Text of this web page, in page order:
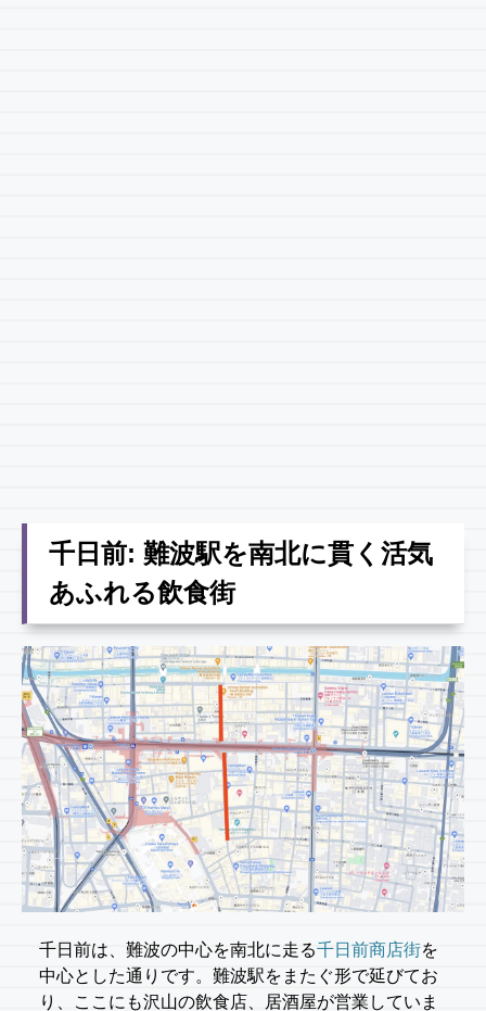
千日前: 難波駅を南北に貫く活気
あふれる飲食街
千日前は、難波の中心を南北に走る千日前商店街を
中心とした通りです。難波駅をまたぐ形で延びてお
り、ここにも沢山の飲食店、居酒屋が営業していま